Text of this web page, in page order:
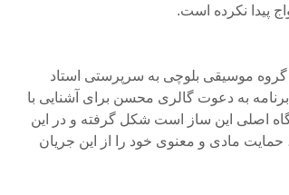
پیدا نکرده است.
میزبان گروه موسیقی بلوچی به سرپرستی استاد
به دعوت گالری محسن برای آشنایی با
اصلی این ساز است شکل گرفته و در این
مادی و معنوی خود را از این جریان